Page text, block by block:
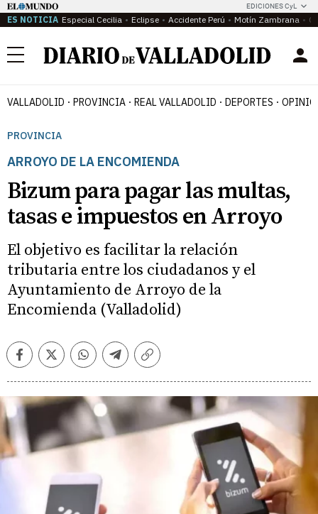
EDICIONES CyL
ES NOTICIA Especial Cecilia Eclipse Accidente Perú Motín Zambrana
Menú
VALLADOLID PROVINCIA REAL VALLADOLID DEPORTES
PROVINCIA
ARROYO DE LA ENCOMIENDA
Bizum para pagar las multas,
tasas e impuestos en Arroyo
El objetivo es facilitar la relación
tributaria entre los ciudadanos y el
Ayuntamiento de Arroyo de la
Encomienda (Valladolid)
FacebookTwitterWhatsappTelegramCopiar